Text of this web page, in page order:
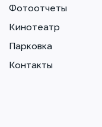
Фотоотчеты
Кинотеатр
Парковка
Контакты